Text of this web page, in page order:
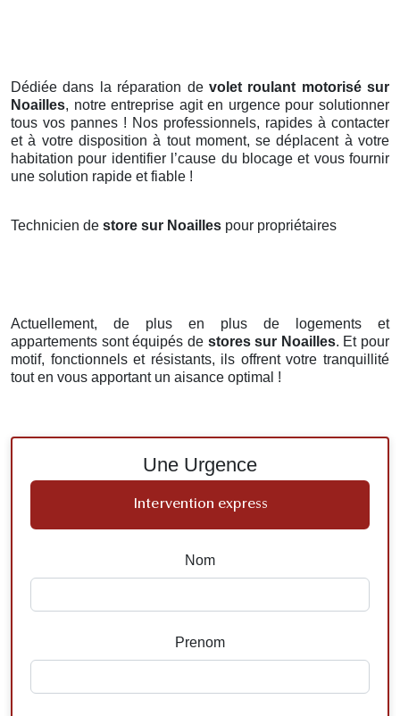
Dédiée dans la réparation de volet roulant motorisé sur
Noailles, notre entreprise agit en urgence pour solutionner
tous vos pannes ! Nos professionnels, rapides à contacter
et à votre disposition à tout moment, se déplacent à votre
habitation pour identifier l’cause du blocage et vous fournir
une solution rapide et fiable !
Technicien de store sur Noailles pour propriétaires
Actuellement, de plus en plus de logements et
appartements sont équipés de stores sur Noailles. Et pour
motif, fonctionnels et résistants, ils offrent votre tranquillité
tout en vous apportant un aisance optimal !
Une Urgence
Intervention express
Nom
Prenom